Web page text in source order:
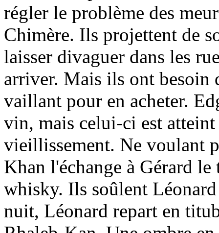
régler le problème des
Chimère. Ils projettent de
laisser divaguer dans les
arriver. Mais ils ont besoin
vaillant pour en acheter.
vin, mais celui-ci est
vieillissement. Ne voulant
Khan l'échange à Gérard
whisky. Ils soûlent
nuit, Léonard repart en